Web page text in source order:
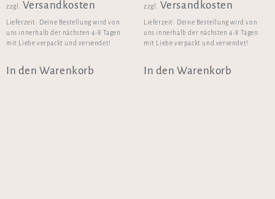
zzgl. Versandkosten
Lieferzeit: Deine Bestellung wird von
uns innerhalb der nächsten 4-8 Tagen
mit Liebe verpackt und versendet!
In den Warenkorb
zzgl. Versandkosten
Lieferzeit: Deine Bestellung wird von
uns innerhalb der nächsten 4-8 Tagen
mit Liebe verpackt und versendet!
In den Warenkorb